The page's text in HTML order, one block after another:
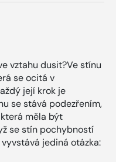
vztahu dusit?Ve stínu
se ocitá v
její krok je
se stává podezřením,
měla být
se stín pochybností
jediná otázka: